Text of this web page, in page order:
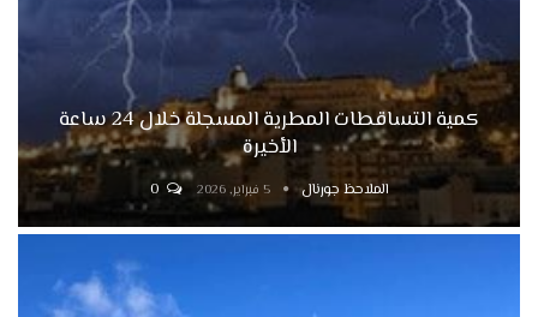
كمية التساقطات المطرية المسجلة خلال 24 ساعة
الأخيرة
الملاحظ جورنال 5 فبراير, 2026